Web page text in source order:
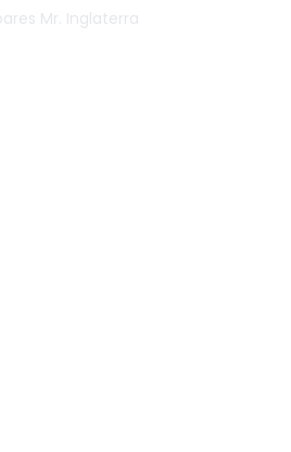
Mr. Inglaterra